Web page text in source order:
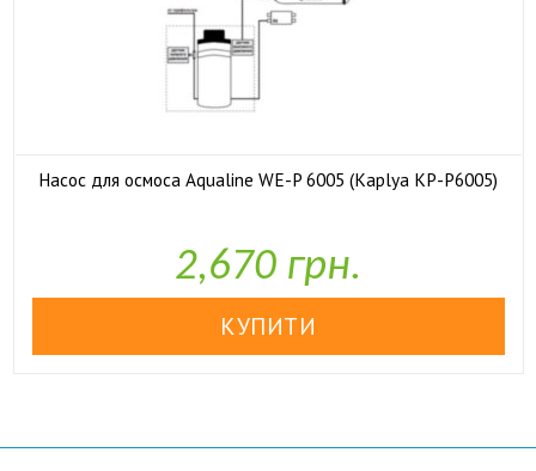
Насос для осмоса Aqualine WE-P 6005 (Kaplya KP-P6005)
2,670 грн.